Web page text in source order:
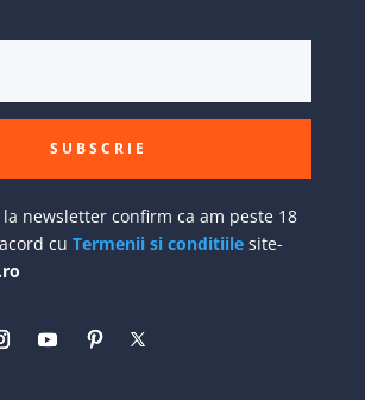
SUBSCRIE
newsletter confirm ca am peste 18
cu Termenii si conditiilesite-